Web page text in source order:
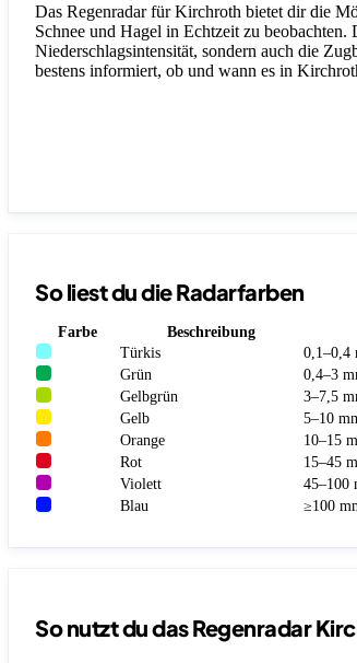
Das Regenradar für Kirchroth bietet dir die
Schnee und Hagel in Echtzeit zu
Niederschlagsintensität, sondern auch die
bestens informiert, ob und wann es in
So liest du die Radarfarben
Farbe Beschreibung
Türkis
0,1–0,4
Grün
0,4–3
Gelbgrün
3–7,5
Gelb
5–10
Orange
10–15
Rot
15–45
Violett
45–100
Blau
≥100
So nutzt du das Regenradar